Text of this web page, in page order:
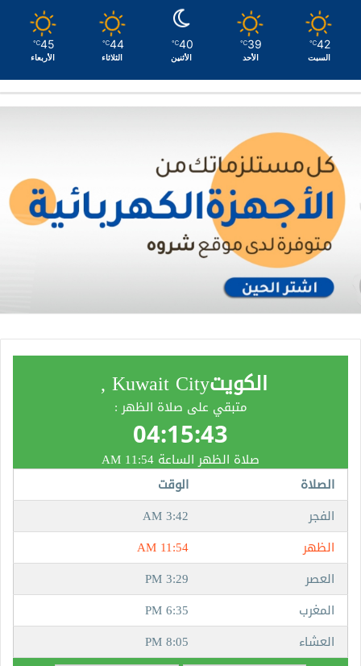
42
℃
السبت
39
℃
الأحد
40
℃
الأثنين
44
℃
الثلاثاء
45
℃
الأربعاء